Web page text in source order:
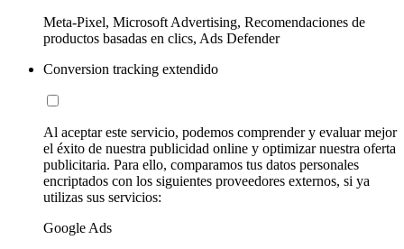
Meta-Pixel, Microsoft Advertising, Recomendaciones de
productos basadas en clics, Ads Defender
Conversion tracking extendido
Al aceptar este servicio, podemos comprender y evaluar mejor
el éxito de nuestra publicidad online y optimizar nuestra oferta
publicitaria. Para ello, comparamos tus datos personales
encriptados con los siguientes proveedores externos, si ya
utilizas sus servicios:
Google Ads